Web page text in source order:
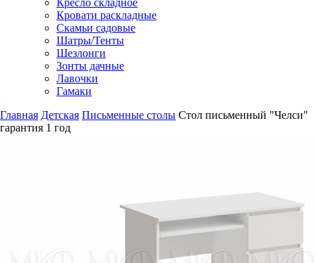
Кровати раскладные
Скамьи садовые
Шатры/Тенты
Шезлонги
Зонты дачные
Лавочки
Гамаки
Главная Детская Письменные столы Стол письменный "Челси"
гарантия 1 год